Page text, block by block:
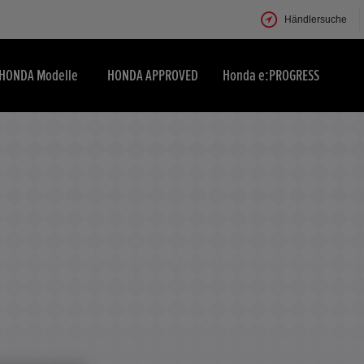
Händlersuche
HONDA Modelle HONDA APPROVED Honda e:PROGRESS